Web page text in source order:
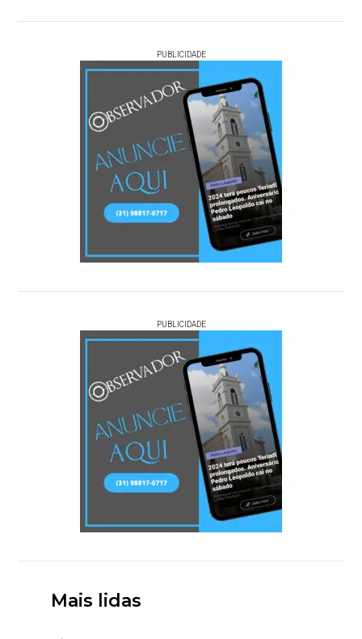
PUBLICIDADE
PUBLICIDADE
Mais lidas